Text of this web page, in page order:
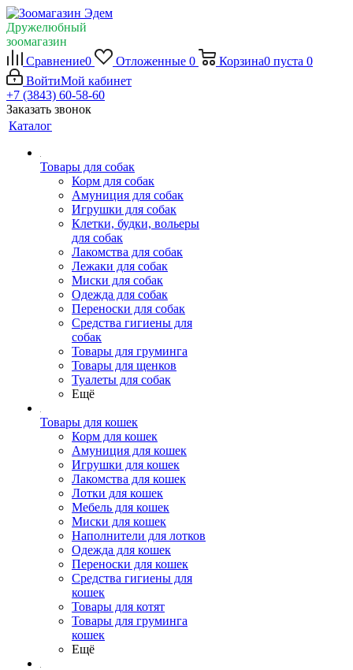
Дружелюбный
зоомагазин
Сравнение0 Отложенные 0 Корзина0 пуста 0
ВойтиМой кабинет
+7 (3843) 60-58-60
Заказать звонок
Каталог
Товары для собак
Корм для собак
Амуниция для собак
Игрушки для собак
Клетки, будки, вольеры
для собак
Лакомства для собак
Лежаки для собак
Миски для собак
Одежда для собак
Переноски для собак
Средства гигиены для
собак
Товары для груминга
Товары для щенков
Туалеты для собак
Ещё
Товары для кошек
Корм для кошек
Амуниция для кошек
Игрушки для кошек
Лакомства для кошек
Лотки для кошек
Мебель для кошек
Миски для кошек
Наполнители для лотков
Одежда для кошек
Переноски для кошек
Средства гигиены для
кошек
Товары для котят
Товары для груминга
кошек
Ещё